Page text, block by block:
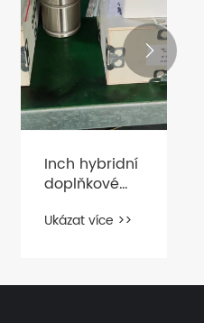
Inch hybridní
doplňkové
čerpadlo
Ukázat více >>
